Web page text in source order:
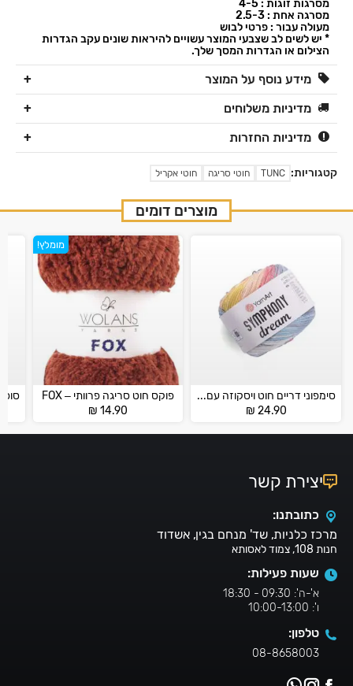
מסרגות זוגות : 4-5
מסרגה אחת : 2.5-3
מעולה עבור : פרטי לבוש
* יש לשים לב שצבעי המוצר עשויים להיראות שונים עקב הגדרות
הצילום או הגדרות המסך שלך.
מידע נוסף על המוצר
מדיניות משלוחים
מדיניות החזרות
קטגוריות: TUNC חוטי סריגה חוטי אקריל
מוצרים דומים
סימפוני דריים חוט ויסקוזה עם כותנה – SYMPHONY DREAM
₪ 24.90
מומלץ!
פוקס חוט סריגה פרוותי – FOX
₪ 14.90
יצירת קשר
כתובתנו:
מרכז כלניות, שד' מנחם בגין, אשדוד
חנות 108, צמוד לאסותא
שעות פעילות:
א'-ה': 09:30 - 18:30
ו': 10:00-13:00
טלפון:
08-8658003